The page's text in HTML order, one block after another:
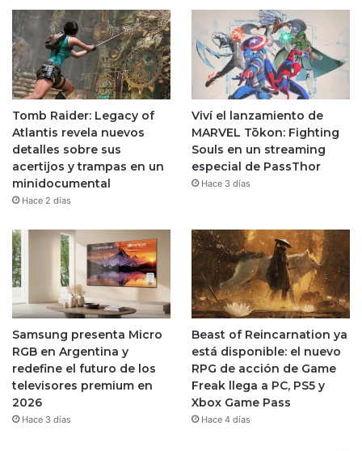
Tomb Raider: Legacy of
Atlantis revela nuevos
detalles sobre sus
acertijos y trampas en un
minidocumental
Hace 2 días
Viví el lanzamiento de
MARVEL Tōkon: Fighting
Souls en un streaming
especial de PassThor
Hace 3 días
Samsung presenta Micro
RGB en Argentina y
redefine el futuro de los
televisores premium en
2026
Hace 3 días
Beast of Reincarnation ya
está disponible: el nuevo
RPG de acción de Game
Freak llega a PC, PS5 y
Xbox Game Pass
Hace 4 días